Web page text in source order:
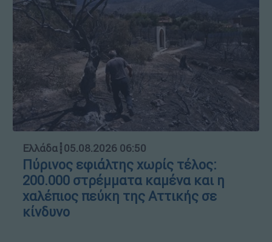
Ελλάδα┋05.08.2026 06:50
Πύρινος εφιάλτης χωρίς τέλος:
200.000 στρέμματα καμένα και η
χαλέπιος πεύκη της Αττικής σε
κίνδυνο